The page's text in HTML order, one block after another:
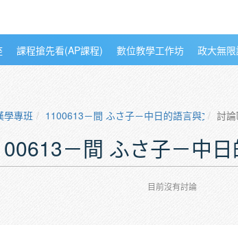
課程搶先看(AP課程) 數位教學工作坊 政大無
學專班 1100613－間 ふさ子－中日的語言與文化討論
－間 ふさ子－中
目前沒有討論